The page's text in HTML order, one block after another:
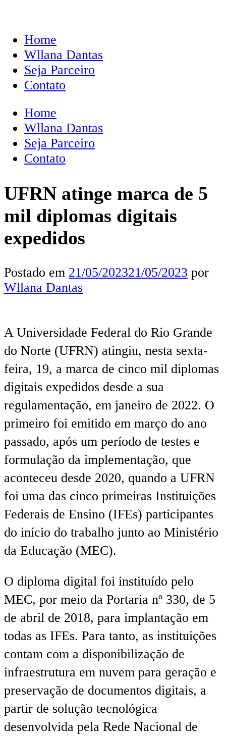
Home
Wllana Dantas
Seja Parceiro
Contato
Home
Wllana Dantas
Seja Parceiro
Contato
UFRN atinge marca de 5
mil diplomas digitais
expedidos
Postado em 21/05/202321/05/2023 por
Wllana Dantas
A Universidade Federal do Rio Grande
do Norte (UFRN) atingiu, nesta sexta-
feira, 19, a marca de cinco mil diplomas
digitais expedidos desde a sua
regulamentação, em janeiro de 2022. O
primeiro foi emitido em março do ano
passado, após um período de testes e
formulação da implementação, que
aconteceu desde 2020, quando a UFRN
foi uma das cinco primeiras Instituições
Federais de Ensino (IFEs) participantes
do início do trabalho junto ao Ministério
da Educação (MEC).
O diploma digital foi instituído pelo
MEC, por meio da Portaria nº 330, de 5
de abril de 2018, para implantação em
todas as IFEs. Para tanto, as instituições
contam com a disponibilização de
infraestrutura em nuvem para geração e
preservação de documentos digitais, a
partir de solução tecnológica
desenvolvida pela Rede Nacional de